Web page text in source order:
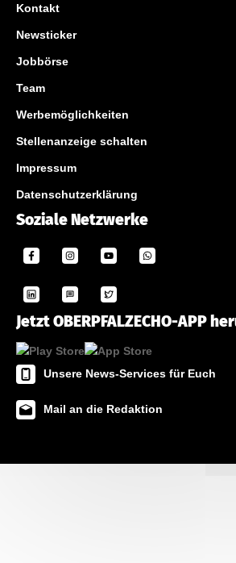
Kontakt
Newsticker
Jobbörse
Team
Werbemöglichkeiten
Stellenanzeige schalten
Impressum
Datenschutzerklärung
Soziale Netzwerke
Jetzt OBERPFALZECHO-APP
Unsere News-Services für Euch
Mail an die Redaktion